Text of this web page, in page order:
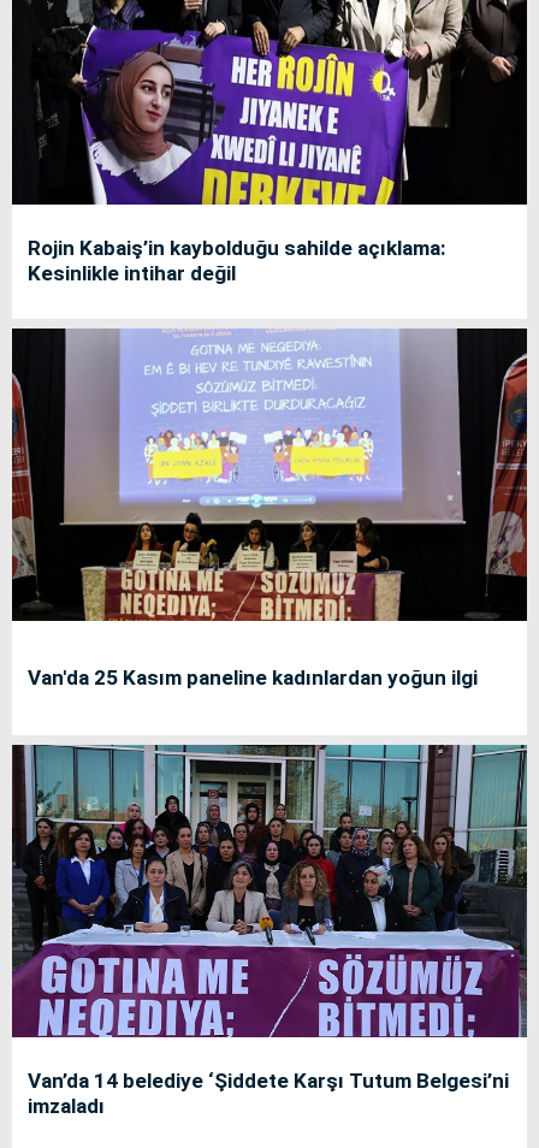
Rojin Kabaiş’in kaybolduğu sahilde açıklama:
Kesinlikle intihar değil
Van'da 25 Kasım paneline kadınlardan yoğun ilgi
Van’da 14 belediye ‘Şiddete Karşı Tutum Belgesi’ni
imzaladı